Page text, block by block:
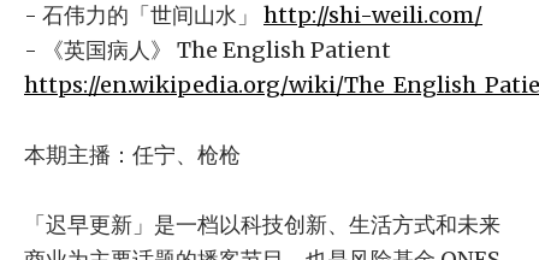
- 石伟力的「世间山水」 http://shi-weili.com/
- 《英国病人》 The English Patient
https://en.wikipedia.org/wiki/
本期主播：任宁、枪枪
「迟早更新」是一档以科技创新、生活方式和未来